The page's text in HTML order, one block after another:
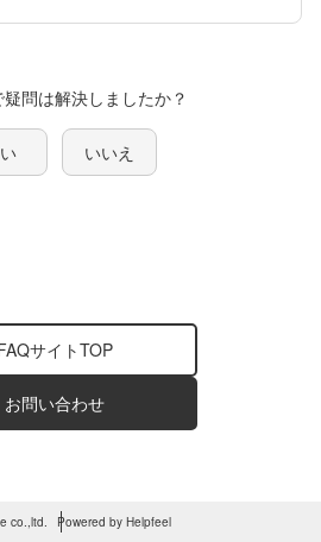
問は解決しましたか？
いいえ
サイトTOP
お問い合わせ
co.,ltd. Powered by Helpfeel